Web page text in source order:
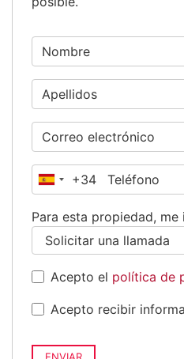
España
+34
Para esta propiedad, me
Acepto el política de
Acepto recibir
ENVIAR